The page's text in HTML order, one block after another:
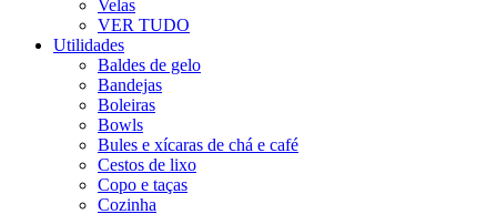
Velas
VER TUDO
Utilidades
Baldes de gelo
Bandejas
Boleiras
Bowls
Bules e xícaras de chá e café
Cestos de lixo
Copo e taças
Cozinha